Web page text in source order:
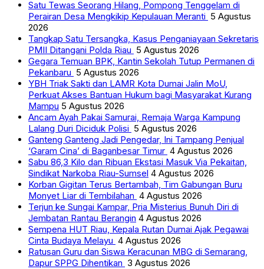
Satu Tewas Seorang Hilang, Pompong Tenggelam di
Perairan Desa Mengkikip Kepulauan Meranti 5 Agustus
2026
Tangkap Satu Tersangka, Kasus Penganiayaan Sekretaris
PMII Ditangani Polda Riau 5 Agustus 2026
Gegara Temuan BPK, Kantin Sekolah Tutup Permanen di
Pekanbaru 5 Agustus 2026
YBH Triak Sakti dan LAMR Kota Dumai Jalin MoU,
Perkuat Akses Bantuan Hukum bagi Masyarakat Kurang
Mampu 5 Agustus 2026
Ancam Ayah Pakai Samurai, Remaja Warga Kampung
Lalang Duri Diciduk Polisi 5 Agustus 2026
Ganteng Ganteng Jadi Pengedar, Ini Tampang Penjual
‘Garam Cina’ di Baganbesar Timur 4 Agustus 2026
Sabu 86,3 Kilo dan Ribuan Ekstasi Masuk Via Pekaitan,
Sindikat Narkoba Riau-Sumsel 4 Agustus 2026
Korban Gigitan Terus Bertambah, Tim Gabungan Buru
Monyet Liar di Tembilahan 4 Agustus 2026
Terjun ke Sungai Kampar, Pria Misterius Bunuh Diri di
Jembatan Rantau Berangin 4 Agustus 2026
Sempena HUT Riau, Kepala Rutan Dumai Ajak Pegawai
Cinta Budaya Melayu 4 Agustus 2026
Ratusan Guru dan Siswa Keracunan MBG di Semarang,
Dapur SPPG Dihentikan 3 Agustus 2026